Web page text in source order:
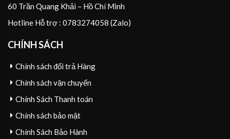
60 Trần Quang Khải – Hồ Chí Minh
Hotline Hỗ trợ : 0783274058 (Zalo)
CHÍNH SÁCH
Chính sách đổi trả Hàng
Chính sách vận chuyển
Chính Sách Thanh toán
Chính sách bảo mật
Chính Sách Bảo Hành